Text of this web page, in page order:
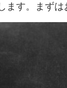
ます。まずは